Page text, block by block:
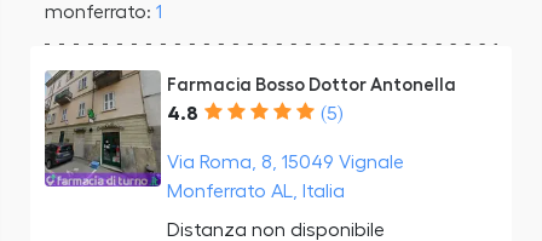
monferrato: 1
Farmacia Bosso Dottor Antonella
4.8 (5)
Via Roma, 8, 15049 Vignale
Monferrato AL, Italia
Distanza non disponibile